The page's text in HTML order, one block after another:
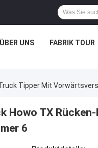
ÜBER UNS FABRIK TOUR
Tipper Mit
Howo TX
6